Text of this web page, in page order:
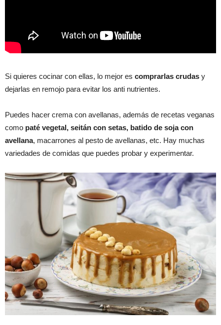
Si quieres cocinar con ellas, lo mejor es comprarlas crudas y
dejarlas en remojo para evitar los anti nutrientes.
Puedes hacer crema con avellanas, además de recetas veganas
como paté vegetal, seitán con setas, batido de soja con
avellana, macarrones al pesto de avellanas, etc. Hay muchas
variedades de comidas que puedes probar y experimentar.